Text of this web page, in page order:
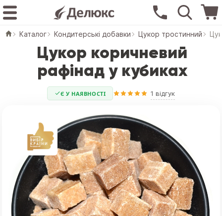
Каталог Кондитерські добавки Цукор тростинний
Цукор коричневий
рафінад у кубиках
Є У НАЯВНОСТІ 1 відгук